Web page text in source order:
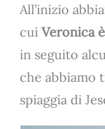
All’inizio
cuiVeronica
in seguito
che abbiamo
spiaggia di